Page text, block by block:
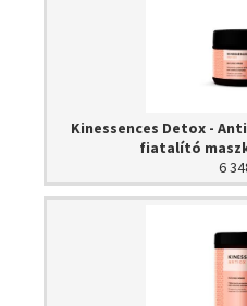
Kinessences Detox -
fiatalító
6